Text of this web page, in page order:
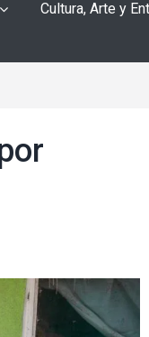
Cultura, Arte y